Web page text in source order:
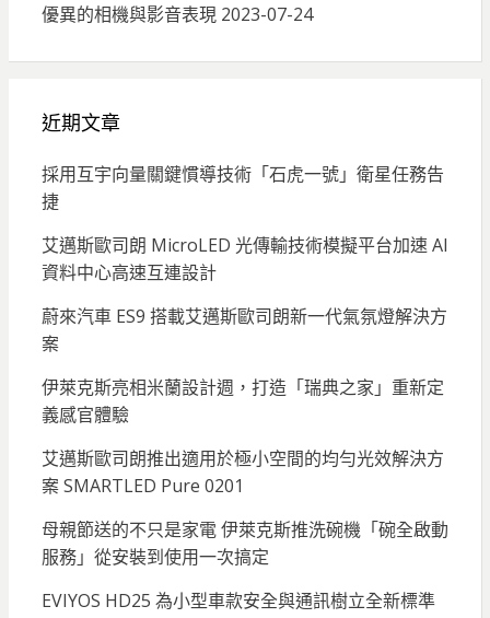
優異的相機與影音表現 2023-07-24
近期文章
採用互宇向量關鍵慣導技術「石虎一號」衛星任務告
捷
艾邁斯歐司朗 MicroLED 光傳輸技術模擬平台加速 AI
資料中心高速互連設計
蔚來汽車 ES9 搭載艾邁斯歐司朗新一代氣氛燈解決方
案
伊萊克斯亮相米蘭設計週，打造「瑞典之家」重新定
義感官體驗
艾邁斯歐司朗推出適用於極小空間的均勻光效解決方
案 SMARTLED Pure 0201
母親節送的不只是家電 伊萊克斯推洗碗機「碗全啟動
服務」從安裝到使用一次搞定
EVIYOS HD25 為小型車款安全與通訊樹立全新標準